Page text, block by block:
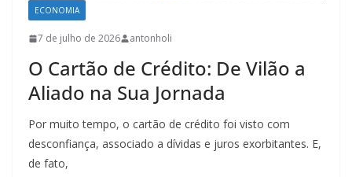
ECONOMIA
7 de julho de 2026 antonholi
O Cartão de Crédito: De Vilão a
Aliado na Sua Jornada
Por muito tempo, o cartão de crédito foi visto com
desconfiança, associado a dívidas e juros exorbitantes. E,
de fato,